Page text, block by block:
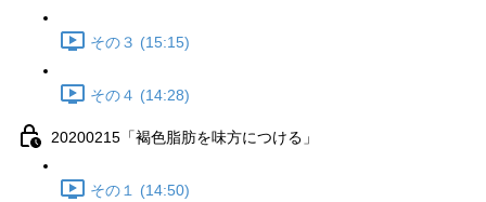
その３ (15:15)
その４ (14:28)
20200215「褐色脂肪を味方につける」
その１ (14:50)